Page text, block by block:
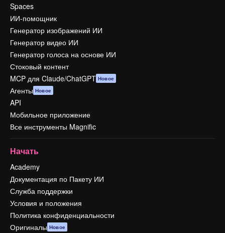
Spaces
ИИ-помощник
Генератор изображений ИИ
Генератор видео ИИ
Генератор голоса на основе ИИ
Стоковый контент
MCP для Claude/ChatGPT Новое
Агенты Новое
API
Мобильное приложение
Все инструменты Magnific
Начать
Academy
Документация по Пакету ИИ
Служба поддержки
Условия и положения
Политика конфиденциальности
Оригиналы Новое